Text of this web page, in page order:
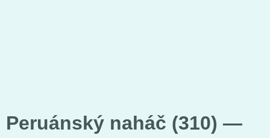
Peruánský naháč (310) —